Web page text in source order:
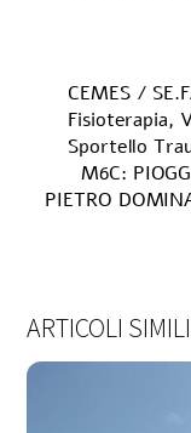
CEMES /
Fisioterapia,
Sportello
M6C:
PIETRO
ARTICOLI SIMILI